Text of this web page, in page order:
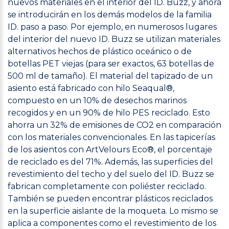
nuevos materiales en el interior del ID. Buzz, y ahora
se introducirán en los demás modelos de la familia
ID. paso a paso. Por ejemplo, en numerosos lugares
del interior del nuevo ID. Buzz se utilizan materiales
alternativos hechos de plástico oceánico o de
botellas PET viejas (para ser exactos, 63 botellas de
500 ml de tamaño). El material del tapizado de un
asiento está fabricado con hilo Seaqual®,
compuesto en un 10% de desechos marinos
recogidos y en un 90% de hilo PES reciclado. Esto
ahorra un 32% de emisiones de CO2 en comparación
con los materiales convencionales. En las tapicerías
de los asientos con ArtVelours Eco®, el porcentaje
de reciclado es del 71%. Además, las superficies del
revestimiento del techo y del suelo del ID. Buzz se
fabrican completamente con poliéster reciclado.
También se pueden encontrar plásticos reciclados
en la superficie aislante de la moqueta. Lo mismo se
aplica a componentes como el revestimiento de los